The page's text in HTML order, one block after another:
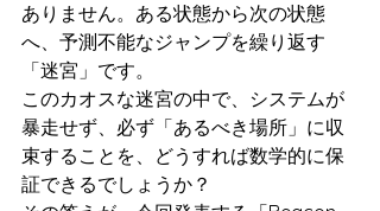
ありません。ある状態から次の状態
へ、予測不能なジャンプを繰り返す
「迷宮」です。
このカオスな迷宮の中で、システムが
暴走せず、必ず「あるべき場所」に収
束することを、どうすれば数学的に保
証できるでしょうか？